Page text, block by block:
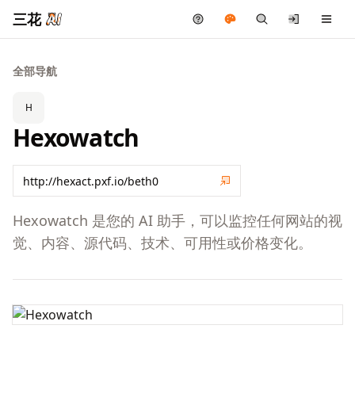
三花
全部导航
H
Hexowatch
Hexowatch 是您的 AI 助手，可以监控任何网站的视
觉、内容、源代码、技术、可用性或价格变化。